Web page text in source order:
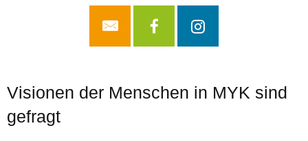
Visionen der Menschen in MYK sind
gefragt